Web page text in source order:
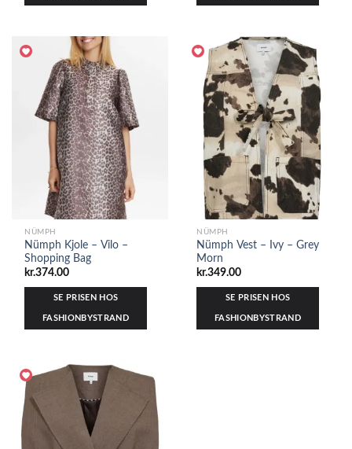
NÜMPH
Nümph Kjole – Vilo –
Shopping Bag
kr.374.00
SE PRISEN HOS
FASHIONBYSTRAND
NÜMPH
Nümph Vest – Ivy – Grey
Morn
kr.349.00
SE PRISEN HOS
FASHIONBYSTRAND